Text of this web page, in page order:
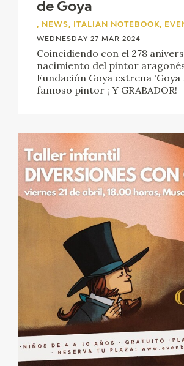
EDICIONES
SHOP
ONLINE SHOP
EDUCA
RECURSOS EDUCATIVOS
de Goya
, NEWS, ITALIAN NOTEBOOK,
WEDNESDAY 27 MAR 2024
Coincidiendo con el 278
nacimiento del pintor
Fundación Goya estrena 'Goya
famoso pintor ¡ Y GRABADOR!